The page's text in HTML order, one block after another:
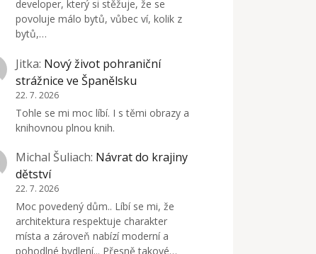
developer, který si stěžuje, že se
povoluje málo bytů, vůbec ví, kolik z
bytů,…
Jitka: Nový život pohraniční
strážnice ve Španělsku
22. 7. 2026
Tohle se mi moc líbí. I s těmi obrazy a
knihovnou plnou knih.
Michal Šuliach: Návrat do krajiny
dětství
22. 7. 2026
Moc povedený dům.. Líbí se mi, že
architektura respektuje charakter
místa a zároveň nabízí moderní a
pohodlné bydlení... Přesně takové…